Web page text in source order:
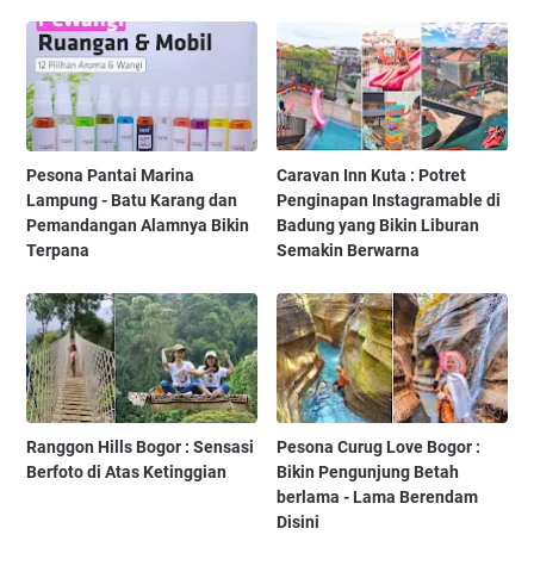
Pesona Pantai Marina
Lampung - Batu Karang dan
Pemandangan Alamnya Bikin
Terpana
Caravan Inn Kuta : Potret
Penginapan Instagramable di
Badung yang Bikin Liburan
Semakin Berwarna
Ranggon Hills Bogor : Sensasi
Berfoto di Atas Ketinggian
Pesona Curug Love Bogor :
Bikin Pengunjung Betah
berlama - Lama Berendam
Disini